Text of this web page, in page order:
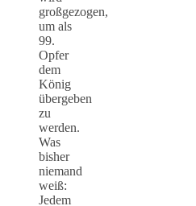
großgezogen,
um als
99.
Opfer
dem
König
übergeben
zu
werden.
Was
bisher
niemand
weiß:
Jedem